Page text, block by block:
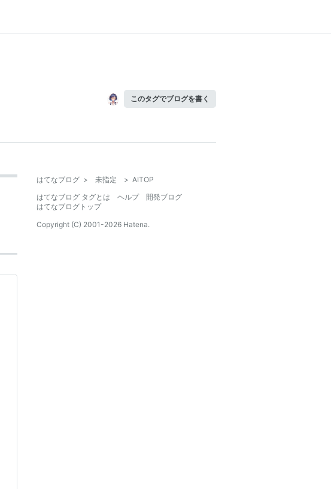
このタグでブログを書く
はてなブログ > 未指定 > AITOP
はてなブログ タグとは
ヘルプ
開発ブログ
はてなブログトップ
Copyright (C) 2001-2026 Hatena.